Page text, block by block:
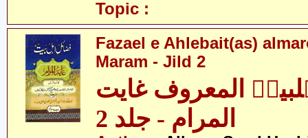
Topic :
Fazael e Ahlebait(as)
Maram - Jild 2
المعروف غایت
المرام - جلد 2